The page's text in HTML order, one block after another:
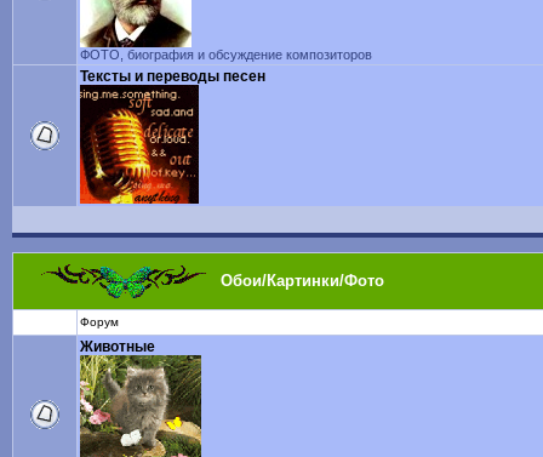
ФОТО, биография и обсуждение композиторов
Тексты и переводы песен
Обои/Картинки/Фото
Форум
Животные